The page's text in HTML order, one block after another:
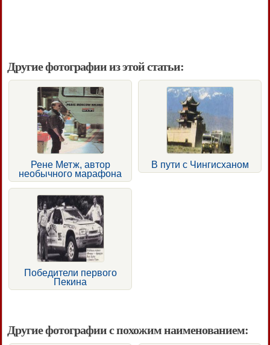
Другие фотографии из этой статьи:
Рене Метж, автор
необычного марафона
В пути с Чингисханом
Победители первого
Пекина
Другие фотографии с похожим наименованием: